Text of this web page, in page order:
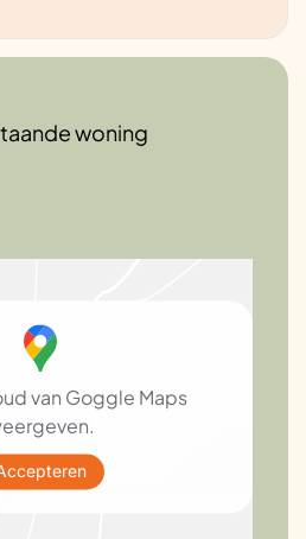
woning
van Goggle Maps